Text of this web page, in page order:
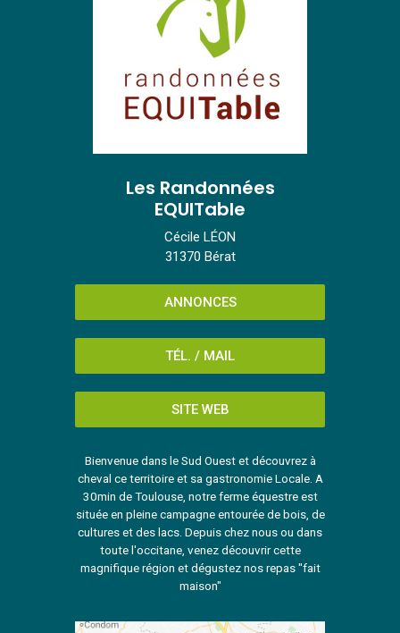
Les Randonnées
EQUITable
Cécile LÉON
31370 Bérat
ANNONCES
TÉL. / MAIL
SITE WEB
Bienvenue dans le Sud Ouest et découvrez à
cheval ce territoire et sa gastronomie Locale. A
30min de Toulouse, notre ferme équestre est
située en pleine campagne entourée de bois, de
cultures et des lacs. Depuis chez nous ou dans
toute l'occitane, venez découvrir cette
magnifique région et dégustez nos repas "fait
maison"